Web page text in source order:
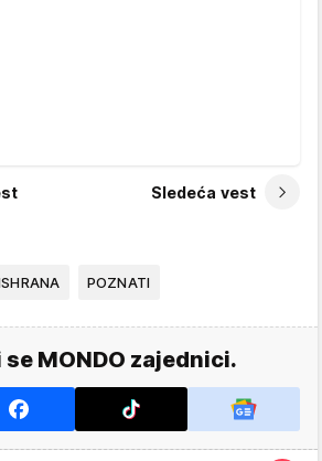
Sledeća vest
POZNATI
MONDO zajednici.